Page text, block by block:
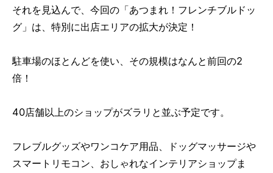
それを見込んで、今回の「あつまれ！フレンチブルドッ
グ」は、特別に出店エリアの拡大が決定！
駐車場のほとんどを使い、その規模はなんと前回の2
倍！
40店舗以上のショップがズラリと並ぶ予定です。
フレブルグッズやワンコケア用品、ドッグマッサージや
スマートリモコン、おしゃれなインテリアショップま